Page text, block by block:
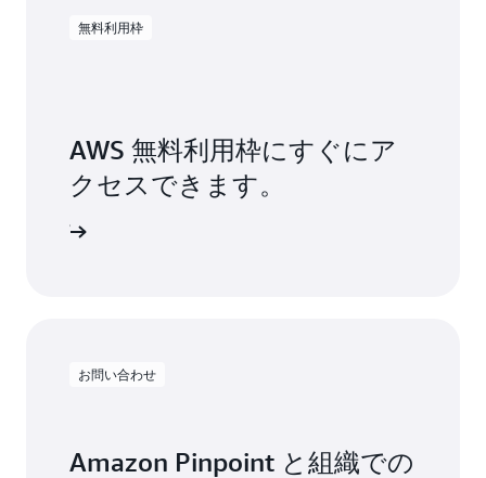
無料利用枠
AWS 無料利用枠にすぐにア
クセスできます。
お問い合わせ
Amazon Pinpoint と組織での